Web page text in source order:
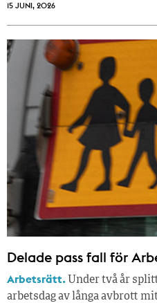
15 JUNI, 2026
Delade pass fall för
Arbetsrätt. Under två år
arbetsdag av långa avbrott